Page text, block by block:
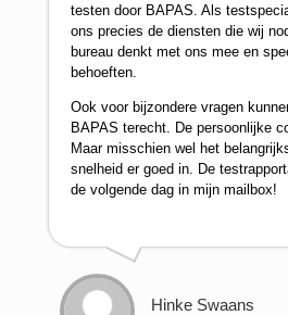
testen door BAPAS. Als
ons precies de diensten die wij
bureau denkt met ons mee en
behoeften.
Ook voor bijzondere vragen
BAPAS terecht. De persoonlijke
Maar misschien wel het
snelheid er goed in. De
de volgende dag in mijn mailbox!
Hinke Swaans